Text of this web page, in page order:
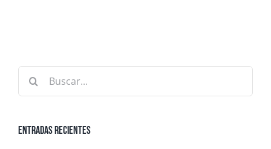
Buscar:
Entradas recientes